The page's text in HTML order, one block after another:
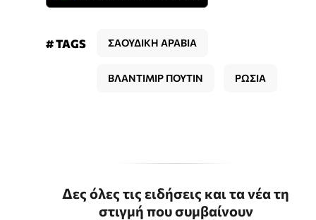
# TAGS ΣΑΟΥΔΙΚΗ ΑΡΑΒΙΑ
ΒΛΑΝΤΙΜΙΡ ΠΟΥΤΙΝ ΡΩΣΙΑ
Δες όλες τις ειδήσεις και τα νέα τη
στιγμή που συμβαίνουν